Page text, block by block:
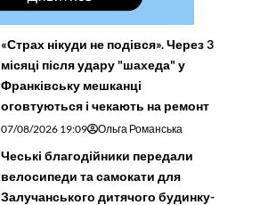
«Страх нікуди не подівся». Через 3
місяці після удару "шахеда" у
Франківську мешканці
оговтуються і чекають на ремонт
07/08/2026 19:09 Ольга Романська
Чеські благодійники передали
велосипеди та самокати для
Залучанського дитячого будинку-